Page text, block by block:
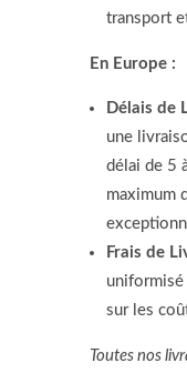
transport
En Europe :
Délais de
une
délai de 5
maximum
Frais de
sur les
Toutes nos